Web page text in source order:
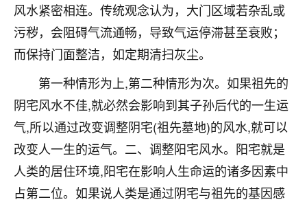
风水紧密相连。传统观念认为，大门区域若杂乱或
污秽，会阻碍气流通畅，导致气运停滞甚至衰败；
而保持门面整洁，如定期清扫灰尘。
第一种情形为上,第二种情形为次。如果祖先的
阴宅风水不佳,就必然会影响到其子孙后代的一生运
气,所以通过改变调整阴宅(祖先墓地)的风水,就可以
改变人一生的运气。二、调整阳宅风水。阳宅就是
人类的居住环境,阳宅在影响人生命运的诸多因素中
占第二位。如果说人类是通过阴宅与祖先的基因感
Jessica李
老师做不做超度法事？我想给我奶奶做超度，她今年
刚去世了。
七零老顽童：我母亲前年离世，刚开始我经常
做梦梦见她，后来也是朋友介绍，找到慧来老
师，安排了超度法事，做梦再也没有梦到过
了，一开始是半信半疑的，图个心安，给亡母
超度，现在看来，人不信也不行。
2天前 来自云南 11